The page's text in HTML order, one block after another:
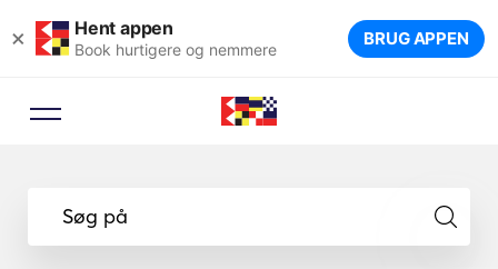
× Hent appen
Book hurtigere og nemmere BRUG APPEN
Søg på